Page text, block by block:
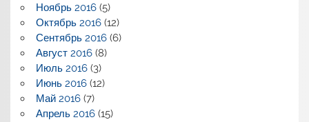
Ноябрь 2016(5)
Октябрь 2016(12)
Сентябрь 2016(6)
Август 2016(8)
Июль 2016(3)
Июнь 2016(12)
Май 2016(7)
Апрель 2016(15)